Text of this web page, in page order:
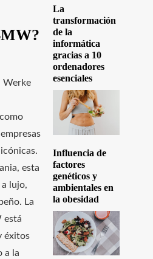
Werke
esta
lujo,
La
está
éxitos
a la
La
transformación
de la
informática
gracias a 10
ordenadores
esenciales
Influencia de
factores
genéticos y
ambientales en
la obesidad